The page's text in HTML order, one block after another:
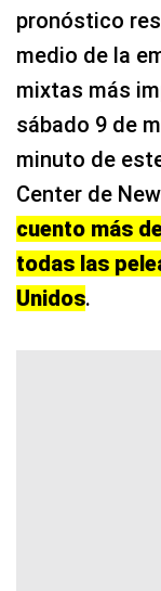
pronóstico
medio de la
mixtas más
sábado 9 de
minuto de
Center de
cuento más
todas las
Unidos.